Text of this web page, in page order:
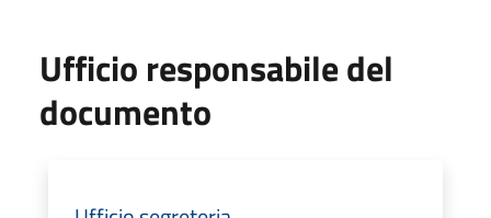
Ufficio responsabile del
documento